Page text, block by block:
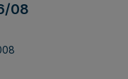
08